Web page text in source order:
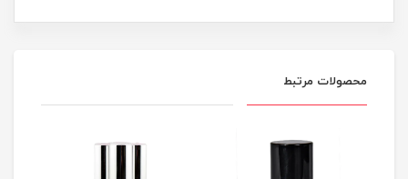
محصولات مرتبط